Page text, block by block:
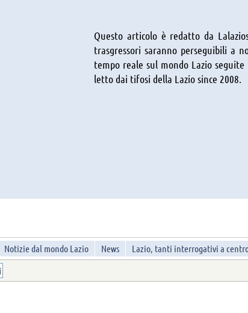
Questo articolo è redatto da
trasgressori saranno perseguibili a
tempo reale sul mondo Lazio
letto dai tifosi della Lazio since 2008.
Notizie dal mondo Lazio News Lazio, tanti interrogativi a